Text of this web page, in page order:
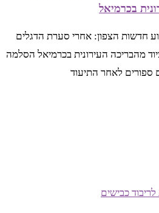
בכרמיאל
חדשות הצפון: אחרי סערת הדגלים
מהבריכה העירונית בכרמיאל הסלמה
ספורים לאחר התיעוד